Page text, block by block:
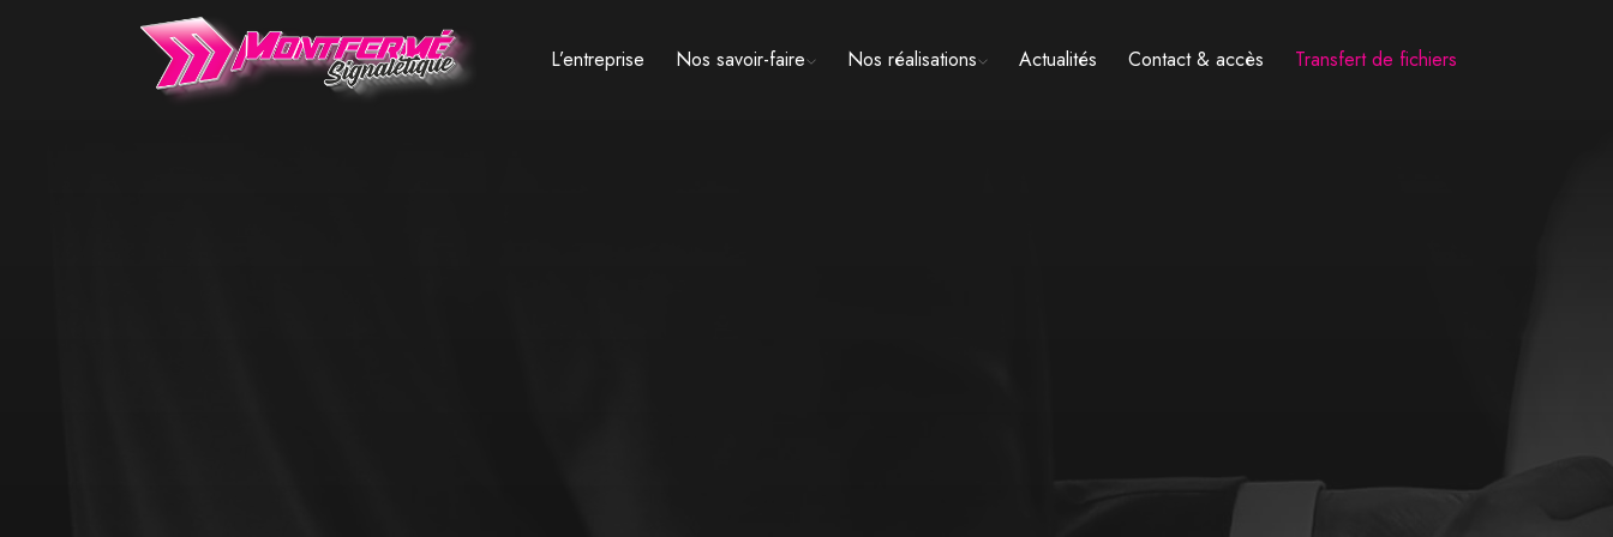
L’entreprise Nos savoir-faire Nos réalisations Actualités Contact & accès Transfert de fichiers